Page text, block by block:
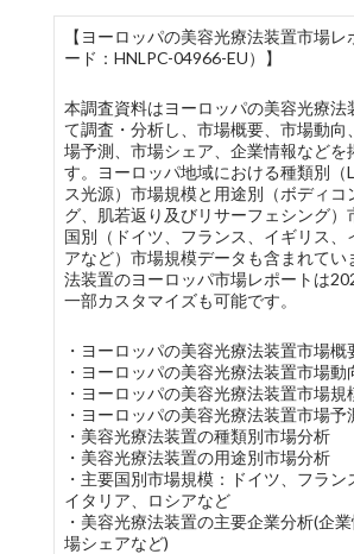
【ヨーロッパの美容光療法装置市場レ
ード：HNLPC-04966-EU）】
本調査資料はヨーロッパの美容光療法
て調査・分析し、市場概要、市場動向
場予測、市場シェア、企業情報などを
す。ヨーロッパ地域における種類別（
ス光源）市場規模と用途別（ボディコ
グ、肌若返り及びリサーフェシング）
国別（ドイツ、フランス、イギリス、
アなど）市場規模データも含まれてい
法装置のヨーロッパ市場レポートは
一部カスタマイズも可能です。
・ヨーロッパの美容光療法装置市場概
・ヨーロッパの美容光療法装置市場動
・ヨーロッパの美容光療法装置市場規
・ヨーロッパの美容光療法装置市場予
・美容光療法装置の種類別市場分析
・美容光療法装置の用途別市場分析
・主要国別市場規模：ドイツ、フラン
イタリア、ロシアなど
・美容光療法装置の主要企業分析(企
場シェアなど)